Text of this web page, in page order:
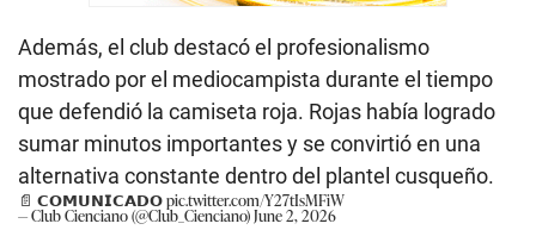
Además, el club destacó el profesionalismo
mostrado por el mediocampista durante el tiempo
que defendió la camiseta roja. Rojas había logrado
sumar minutos importantes y se convirtió en una
alternativa constante dentro del plantel cusqueño.
📄 𝗖𝗢𝗠𝗨𝗡𝗜𝗖𝗔𝗗𝗢pic.twitter.com/Y27tIsMFiW
— Club Cienciano (@Club_Cienciano)June 2, 2026